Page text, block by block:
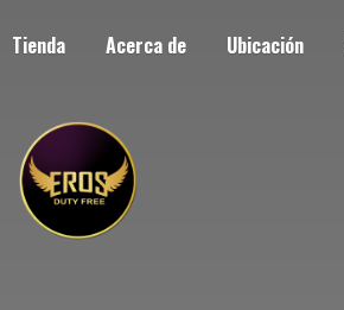
Tienda Acerca de Ubicación